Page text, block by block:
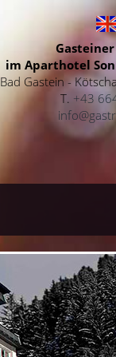
im Aparthotel
Bad Gastein -
T. +43